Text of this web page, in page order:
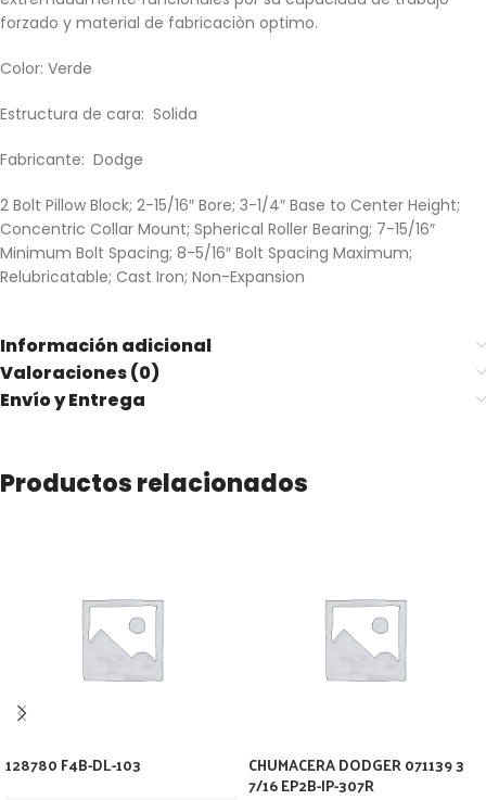
forzado y material de fabricaciòn optimo.
Color: Verde
Estructura de cara: Solida
Fabricante: Dodge
2 Bolt Pillow Block; 2-15/16″ Bore; 3-1/4″ Base to Center Height;
Concentric Collar Mount; Spherical Roller Bearing; 7-15/16″
Minimum Bolt Spacing; 8-5/16″ Bolt Spacing Maximum;
Relubricatable; Cast Iron; Non-Expansion
Información adicional
Valoraciones (0)
Envío y Entrega
Productos relacionados
128780 F4B-DL-103 CHUMACERA DODGER 071139 3
7/16 EP2B-IP-307R